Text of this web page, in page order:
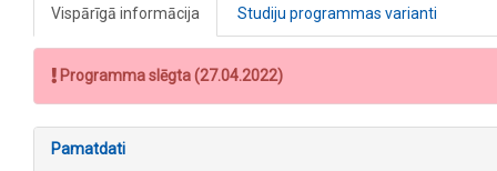
Vispārīgā informācija Studiju programmas varianti
Programma slēgta (27.04.2022)
Pamatdati